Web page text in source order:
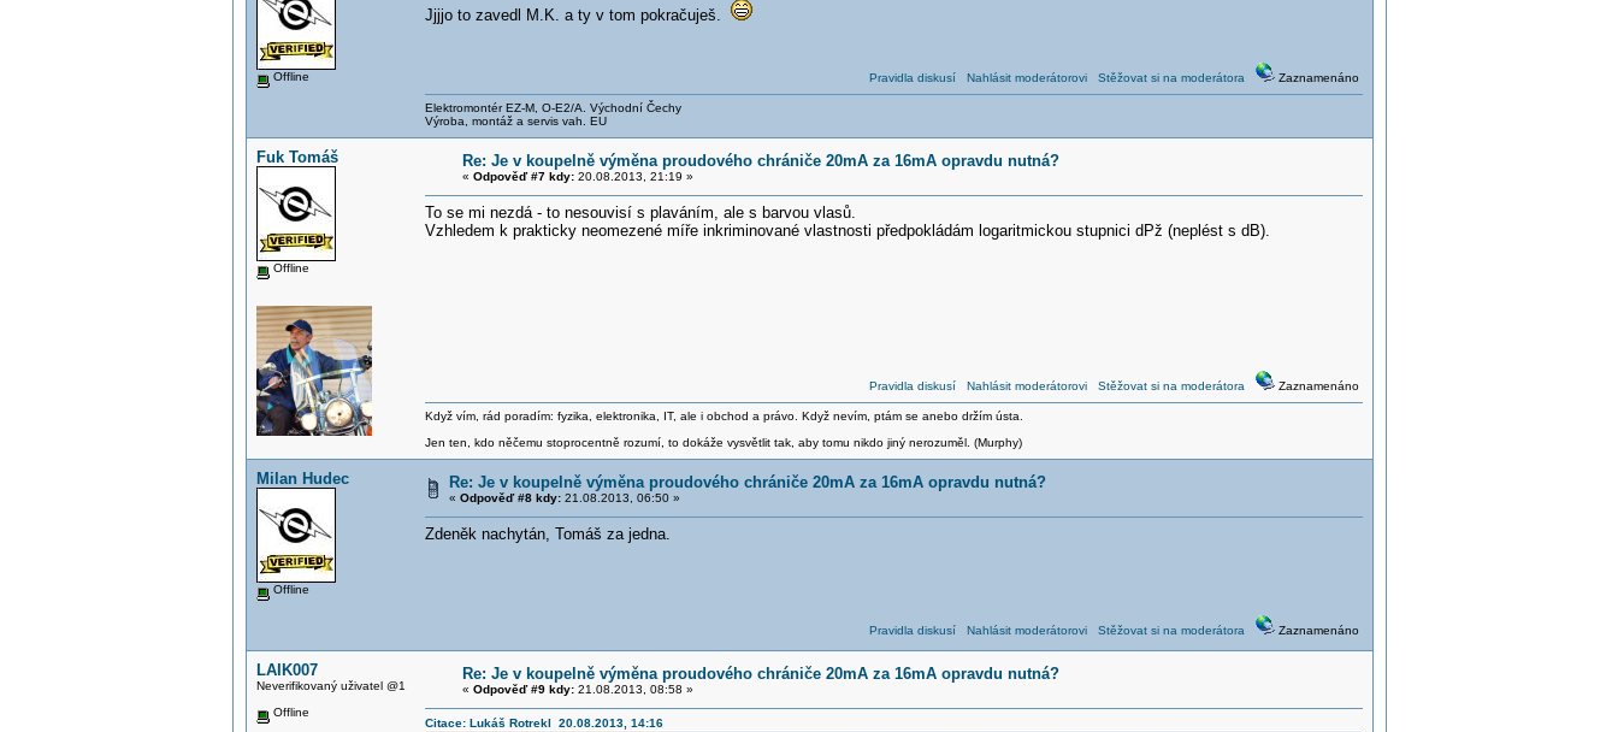
Offline
Jjjjo to zavedl M.K. a ty v tom pokračuješ.
Pravidla diskusí Nahlásit moderátorovi Stěžovat si na moderátora Zaznamenáno
Elektromontér EZ-M, O-E2/A. Východní Čechy
Výroba, montáž a servis vah. EU
Fuk Tomáš
Offline
Re: Je v koupelně výměna proudového chrániče 20mA za 16mA opravdu nutná?
« Odpověď #7 kdy:20.08.2013, 21:19 »
To se mi nezdá - to nesouvisí s plaváním, ale s barvou vlasů.
Vzhledem k prakticky neomezené míře inkriminované vlastnosti předpokládám logaritmickou stupnici dPž (neplést s dB).
Pravidla diskusí Nahlásit moderátorovi Stěžovat si na moderátora Zaznamenáno
Když vím, rád poradím: fyzika, elektronika, IT, ale i obchod a právo. Když nevím, ptám se anebo držím ústa.
Jen ten, kdo něčemu stoprocentně rozumí, to dokáže vysvětlit tak, aby tomu nikdo jiný nerozuměl. (Murphy)
Milan Hudec
Offline
Re: Je v koupelně výměna proudového chrániče 20mA za 16mA opravdu nutná?
« Odpověď #8 kdy:21.08.2013, 06:50 »
Zdeněk nachytán, Tomáš za jedna.
Pravidla diskusí Nahlásit moderátorovi Stěžovat si na moderátora Zaznamenáno
LAIK007
Neverifikovaný uživatel @1
Offline
Re: Je v koupelně výměna proudového chrániče 20mA za 16mA opravdu nutná?
« Odpověď #9 kdy:21.08.2013, 08:58 »
Citace: Lukáš Rotrekl 20.08.2013, 14:16